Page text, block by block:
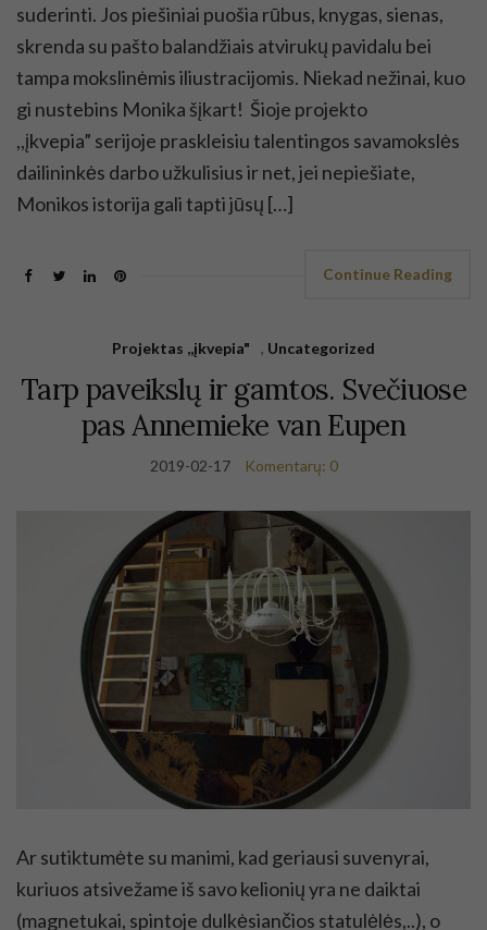
suderinti. Jos piešiniai puošia rūbus, knygas, sienas,
skrenda su pašto balandžiais atvirukų pavidalu bei
tampa mokslinėmis iliustracijomis. Niekad nežinai, kuo
gi nustebins Monika šįkart! Šioje projekto
,,įkvepia” serijoje praskleisiu talentingos savamokslės
dailininkės darbo užkulisius ir net, jei nepiešiate,
Monikos istorija gali tapti jūsų […]
Continue Reading
Projektas ,,įkvepia" , Uncategorized
Tarp paveikslų ir gamtos. Svečiuose
pas Annemieke van Eupen
2019-02-17 Komentarų: 0
Ar sutiktumėte su manimi, kad geriausi suvenyrai,
kuriuos atsivežame iš savo kelionių yra ne daiktai
(magnetukai, spintoje dulkėsiančios statulėlės,..), o